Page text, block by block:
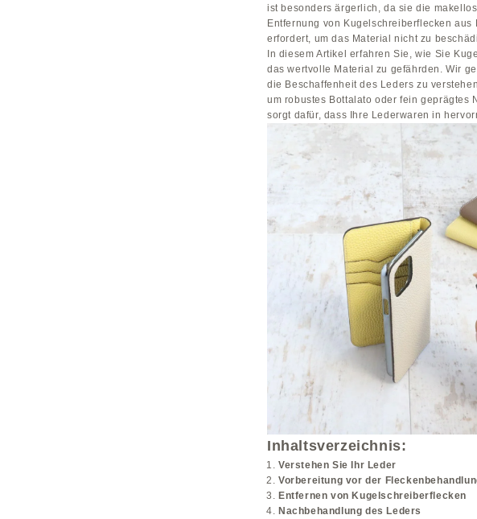
ist besonders ärgerlich, da sie die
Entfernung von Kugelschreiberflecken
erfordert, um das Material nicht zu
In diesem Artikel erfahren Sie, wie Sie
das wertvolle Material zu gefährden. Wir
die Beschaffenheit des Leders zu
um robustes Bottalato oder fein
sorgt dafür, dass Ihre Lederwaren in
Inhaltsverzeichnis:
Verstehen Sie Ihr Leder
Vorbereitung vor der
Entfernen von Kugelschreiberflecken
Nachbehandlung des Leders